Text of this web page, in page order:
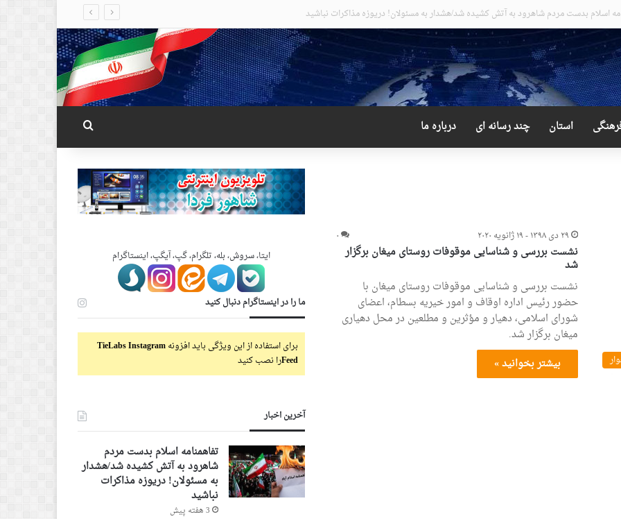
و دور از انتظار علی لاریجانی
استان چند رسانه ای درباره ما
۲۹ دی ۱۳۹۸ - ۱۹ ژانویه ۲۰۲۰ ۰
نشست بررسی و شناسایی موقوفات روستای میغان برگزار
شد
نشست بررسی و شناسایی موقوفات روستای میغان با
حضور رئیس اداره اوقاف و امور خیریه بسطام، اعضای
شورای اسلامی، دهیار و مؤثرین و مطلعین در محل دهیاری
میغان برگزار شد.
بیشتر بخوانید »
ایتا، سروش، بله، تلگرام، گپ، آیگپ، اینستاگرام
ما را در اینستاگرام دنبال کنید
برای استفاده از این ویژگی باید افزونهTieLabs Instagram
Feedرا نصب کنید
آخرین اخبار
تفاهمنامه اسلام بدست مردم
شاهرود به آتش کشیده شد/هشدار
به مسئولان! دریوزه مذاکرات
نباشید
3 هفته پیش